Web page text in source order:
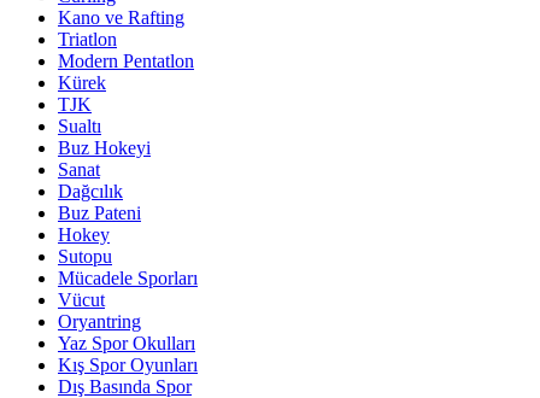
Kano ve Rafting
Triatlon
Modern Pentatlon
Kürek
TJK
Sualtı
Buz Hokeyi
Sanat
Dağcılık
Buz Pateni
Hokey
Sutopu
Mücadele Sporları
Vücut
Oryantring
Yaz Spor Okulları
Kış Spor Oyunları
Dış Basında Spor